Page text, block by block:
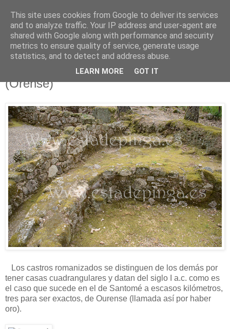
Está de pinga
18/5/18
Castro romanizado de Santomé
(Orense)
Los castros romanizados se distinguen de los demás por
tener casas cuadrangulares y datan del siglo I a.c. como es
el caso que sucede en el de Santomé a escasos kilómetros,
tres para ser exactos, de Ourense (llamada así por haber
oro).
This site uses cookies from Google to deliver its services
and to analyze traffic. Your IP address and user-agent are
shared with Google along with performance and security
metrics to ensure quality of service, generate usage
statistics, and to detect and address abuse.
LEARN MORE GOT IT